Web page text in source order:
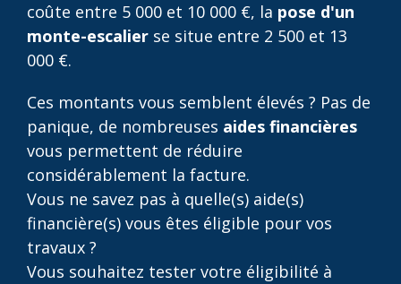
coûte entre 5 000 et 10 000 €, la pose d'un
monte-escalier se situe entre 2 500 et 13
000 €.
Ces montants vous semblent élevés ? Pas de
panique, de nombreuses aides financières
vous permettent de réduire
considérablement la facture.
Vous ne savez pas à quelle(s) aide(s)
financière(s) vous êtes éligible pour vos
travaux ?
Vous souhaitez tester votre éligibilité à